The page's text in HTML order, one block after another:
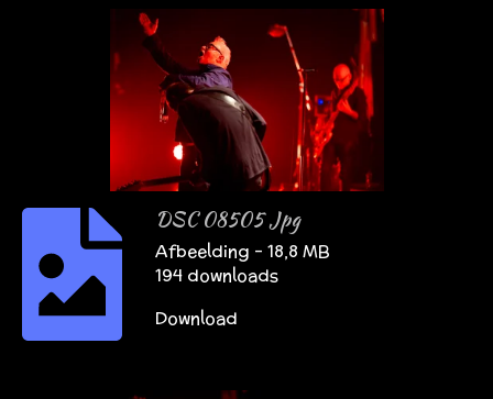
DSC 08505 Jpg
Afbeelding – 18,8 MB
194 downloads
Download